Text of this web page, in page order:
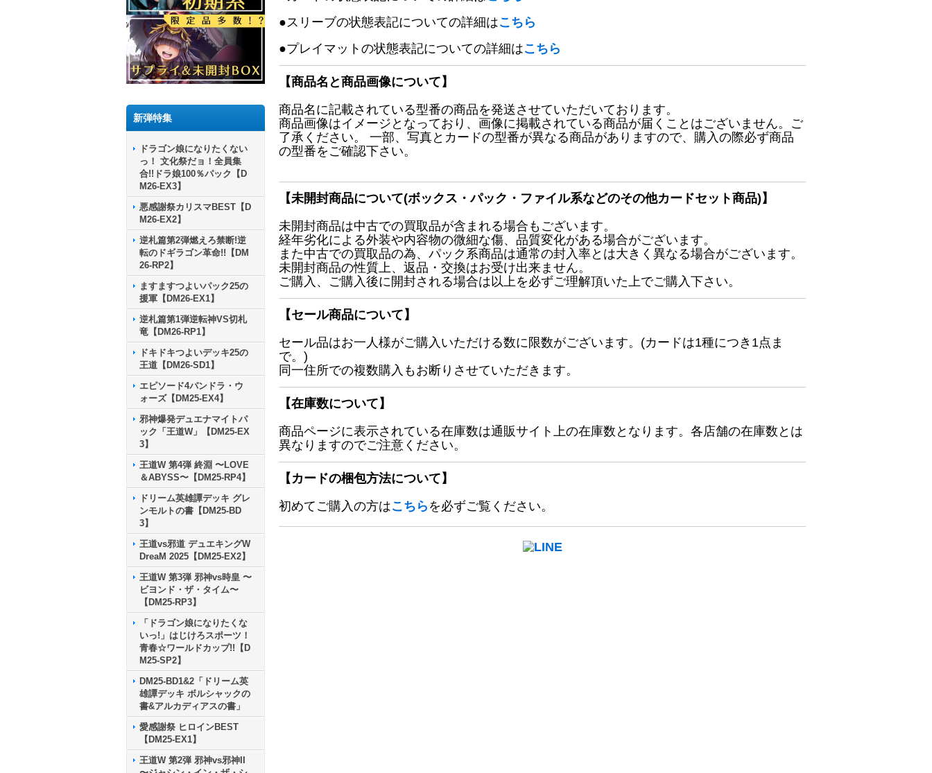
新弾特集
ドラゴン娘になりたくない
っ！ 文化祭だョ！全員集
合!!ドラ娘100％パック【D
M26-EX3】
悪感謝祭カリスマBEST【D
M26-EX2】
逆札篇第2弾燃えろ禁断!逆
転のドギラゴン革命!!【DM
26-RP2】
ますますつよいパック25の
援軍【DM26-EX1】
逆札篇第1弾逆転神VS切札
竜【DM26-RP1】
ドキドキつよいデッキ25の
王道【DM26-SD1】
エピソード4パンドラ・ウ
ォーズ【DM25-EX4】
邪神爆発デュエナマイトパ
ック「王道W」【DM25-EX
3】
王道W 第4弾 終淵 〜LOVE
＆ABYSS〜【DM25-RP4】
ドリーム英雄譚デッキ グレ
ンモルトの書【DM25-BD
3】
王道vs邪道 デュエキングW
DreaM 2025【DM25-EX2】
王道W 第3弾 邪神vs時皇 〜
ビヨンド・ザ・タイム〜
【DM25-RP3】
「ドラゴン娘になりたくな
いっ!」はじけろスポーツ！
青春☆ワールドカップ!!【D
M25-SP2】
DM25-BD1&2「ドリーム英
雄譚デッキ ボルシャックの
書&アルカディアスの書」
愛感謝祭 ヒロインBEST
【DM25-EX1】
王道W 第2弾 邪神vs邪神II
●スリーブの状態表記についての詳細はこちら
●プレイマットの状態表記についての詳細はこちら
【商品名と商品画像について】
商品名に記載されている型番の商品を発送させていただいております。
商品画像はイメージとなっており、画像に掲載されている商品が届くことはございません。ご
了承ください。 一部、写真とカードの型番が異なる商品がありますので、購入の際必ず商品
の型番をご確認下さい。
【未開封商品について(ボックス・パック・ファイル系などのその他カードセット商品)】
未開封商品は中古での買取品が含まれる場合もございます。
経年劣化による外装や内容物の微細な傷、品質変化がある場合がございます。
また中古での買取品の為、パック系商品は通常の封入率とは大きく異なる場合がございます。
未開封商品の性質上、返品・交換はお受け出来ません。
ご購入、ご購入後に開封される場合は以上を必ずご理解頂いた上でご購入下さい。
【セール商品について】
セール品はお一人様がご購入いただける数に限数がございます。(カードは1種につき1点ま
で。)
同一住所での複数購入もお断りさせていただきます。
【在庫数について】
商品ページに表示されている在庫数は通販サイト上の在庫数となります。各店舗の在庫数とは
異なりますのでご注意ください。
【カードの梱包方法について】
初めてご購入の方はこちら を必ずご覧ください。